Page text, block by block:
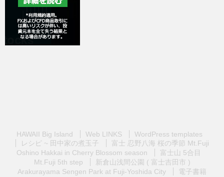
HAWAII Big Island Web LINKS
WordPress templates
レシピ ~ 田中家の煮玉子
富士 忍野八海 桜の季節 Mt.Fuji
Oshino Hakkai in Cherry Blossom season
富士山 5合目
Mt.Fuji 5th step
新倉山浅間公園 ( 富士吉田市 )
Arakurayama Sengen Park at Fuji-Yoshida City
電子書籍